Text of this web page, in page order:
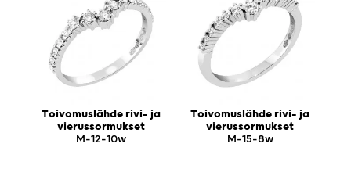
Toivomuslähde rivi- ja
vierussormukset
M-12-10w
Toivomuslähde rivi- ja
vierussormukset
M-15-8w